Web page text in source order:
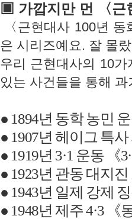
▣ 가깝지만 먼 〈근
〈근현대사 100년
은 시리즈예요. 잘 몰
우리 근현대사의 10
있는 사건들을 통해
● 1894년 동학 농민
● 1907년 헤이그 특사
● 1919년 3·1 운동 《
● 1923년 관동 대지
● 1943년 일제 강제
● 1948년 제주4·3 《